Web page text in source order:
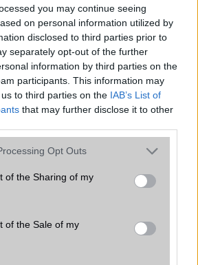
you may continue seeing
on personal information utilized by
disclosed to third parties prior to
separately opt-out of the further
information by third parties on the
participants. This information may
to third parties on the IAB’s List of
that may further disclose it to other
website/app uses one or more Google
or usage behaviour. You may click to
to Google and its third-party tags to
specified purposes in below Google
Opt Outs
of the Sharing of my
of the Sale of my
Nincs
Nincs
Nincs
Van
Nincs
Nincs